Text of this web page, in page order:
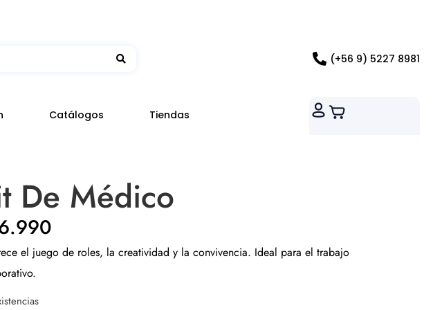
(+56 9) 5227 8981
Catálogos Tiendas
De Médico
el juego de roles, la creatividad y la convivencia. Ideal para el trabajo